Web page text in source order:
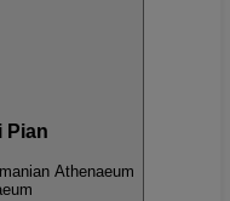
Pian
Athenaeum